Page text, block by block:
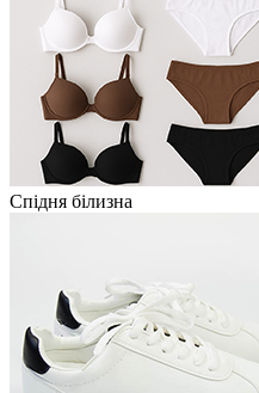
Спідня білизна